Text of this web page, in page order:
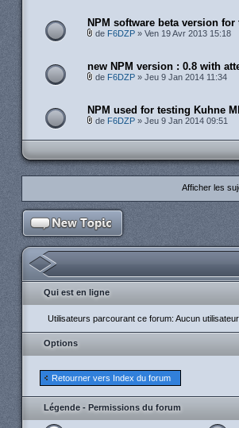
NPM software beta version for
de F6DZP » Ven 19 Avr 2013 15:18
new NPM version : 0.8 with
de F6DZP » Jeu 9 Jan 2014 11:34
NPM used for testing Kuhne
de F6DZP » Jeu 9 Jan 2014 09:51
Afficher les
Qui est en ligne
Utilisateurs parcourant ce forum: Aucun
Options
Retourner vers Index du forum
Légende - Permissions du forum